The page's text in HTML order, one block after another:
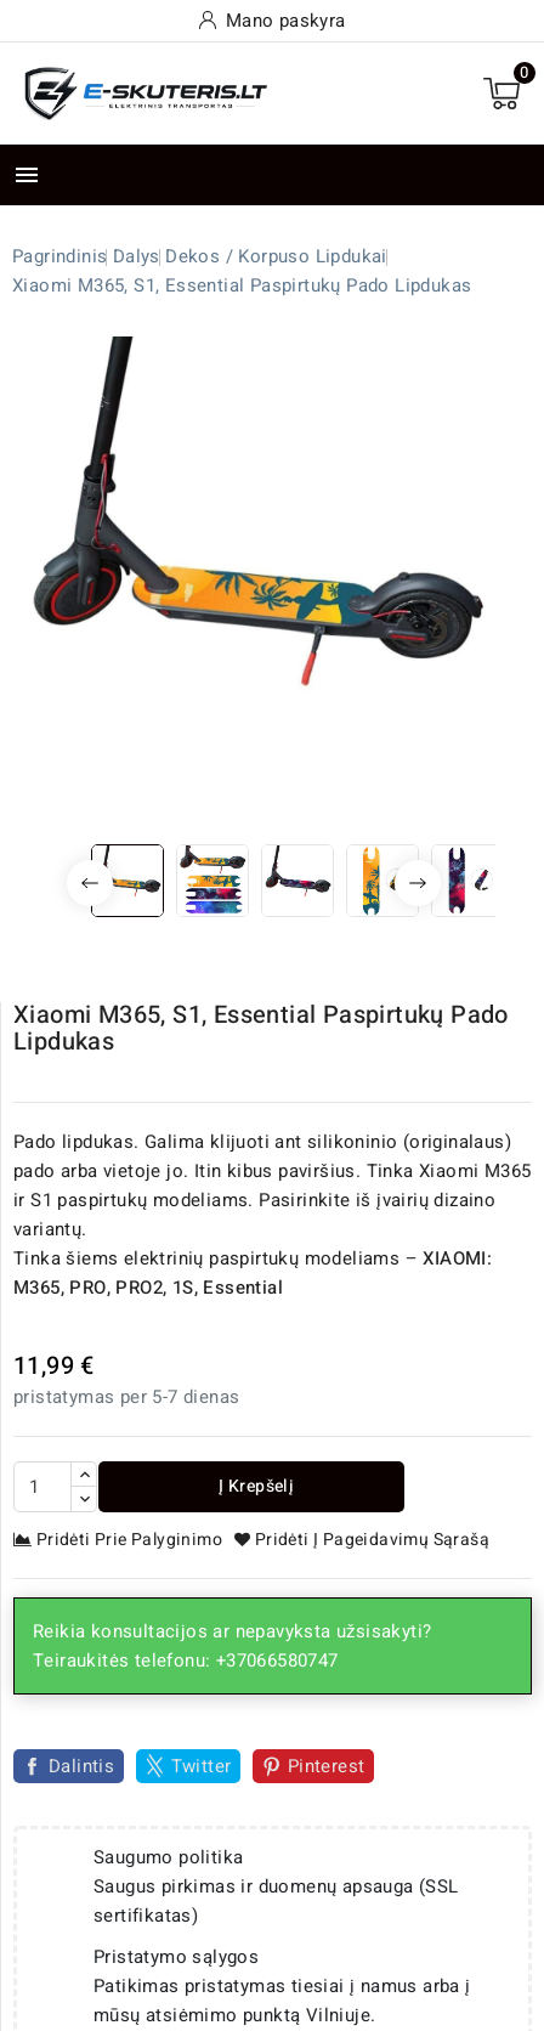
Mano paskyra
0

Pagrindinis Dalys Dekos / Korpuso Lipdukai
Xiaomi M365, S1, Essential Paspirtukų Pado Lipdukas
Xiaomi M365, S1, Essential Paspirtukų Pado
Lipdukas
Pado lipdukas. Galima klijuoti ant silikoninio (originalaus)
pado arba vietoje jo. Itin kibus paviršius. Tinka Xiaomi M365
ir S1 paspirtukų modeliams. Pasirinkite iš įvairių dizaino
variantų.
Tinka šiems elektrinių paspirtukų modeliams –XIAOMI:
M365, PRO, PRO2, 1S, Essential
11,99 €
pristatymas per 5-7 dienas
Į Krepšelį
Pridėti Prie Palyginimo Pridėti Į Pageidavimų Sąrašą
Reikia konsultacijos ar nepavyksta užsisakyti?
Teiraukitės telefonu: +37066580747
Dalintis Twitter Pinterest
Saugumo politika
Saugus pirkimas ir duomenų apsauga (SSL
sertifikatas)
Pristatymo sąlygos
Patikimas pristatymas tiesiai į namus arba į
mūsų atsiėmimo punktą Vilniuje.